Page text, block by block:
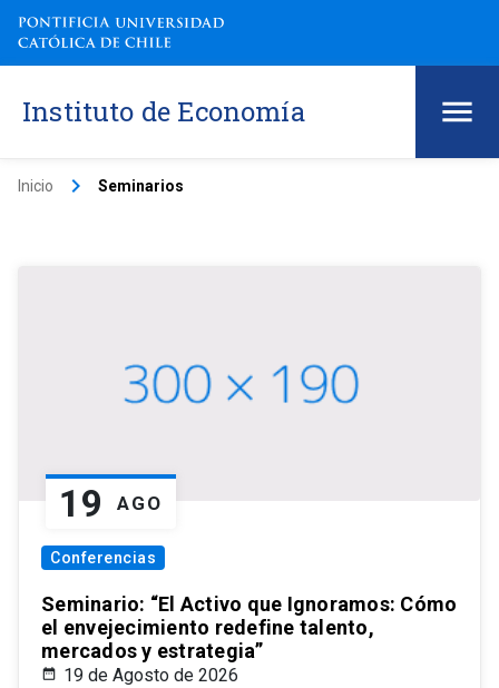
Instituto de Economía
Inicio keyboard_arrow_right Seminarios
19 AGO
Conferencias
Seminario: “El Activo que Ignoramos: Cómo
el envejecimiento redefine talento,
mercados y estrategia”
19 de Agosto de 2026